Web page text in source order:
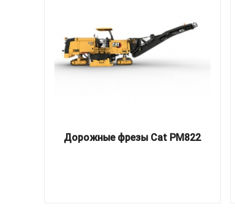
Дорожные фрезы Cat PM822